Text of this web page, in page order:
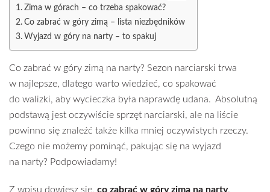
Zima w górach – co trzeba spakować?
Co zabrać w góry zimą – lista niezbędników
Wyjazd w góry na narty – to spakuj
Co zabrać w góry zimą na narty? Sezon narciarski trwa
w najlepsze, dlatego warto wiedzieć, co spakować
do walizki, aby wycieczka była naprawdę udana. Absolutną
podstawą jest oczywiście sprzęt narciarski, ale na liście
powinno się znaleźć także kilka mniej oczywistych rzeczy.
Czego nie możemy pominąć, pakując się na wyjazd
na narty? Podpowiadamy!
Z wpisu dowiesz się, co zabrać w góry zimą na narty.